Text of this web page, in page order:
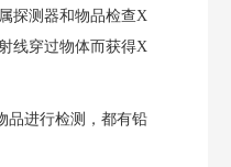
探测器和物品检查X
线穿过物体而获得X
品进行检测，都有铅